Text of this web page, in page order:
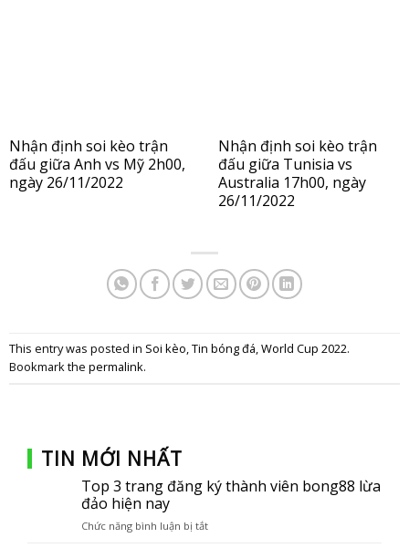
Nhận định soi kèo trận
đấu giữa Anh vs Mỹ 2h00,
ngày 26/11/2022
Nhận định soi kèo trận
đấu giữa Tunisia vs
Australia 17h00, ngày
26/11/2022
This entry was posted in Soi kèo,Tin bóng đá,World Cup 2022.
Bookmark the permalink.
TIN MỚI NHẤT
Top 3 trang đăng ký thành viên bong88 lừa
đảo hiện nay
Chức năng bình luận bị tắtở